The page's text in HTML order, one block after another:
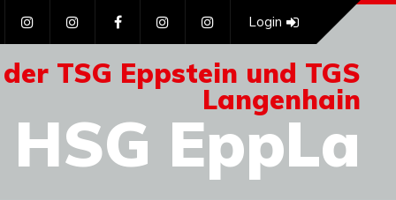
TSG Eppstein und TGS
Langenhain
HSG EppLa
Login